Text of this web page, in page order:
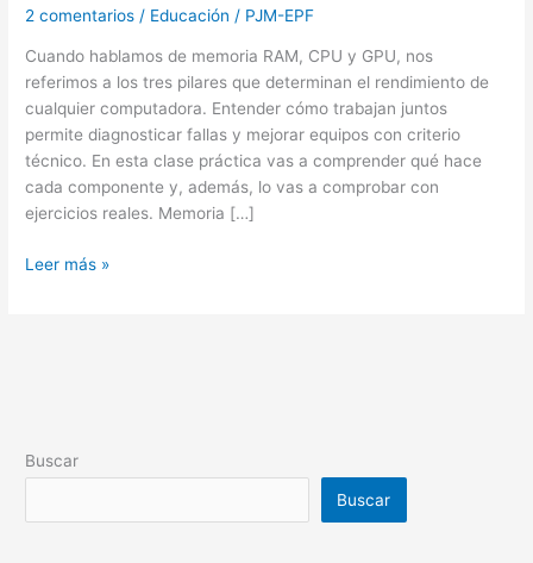
2 comentarios / Educación / PJM-EPF
Cuando hablamos de memoria RAM, CPU y GPU, nos
referimos a los tres pilares que determinan el rendimiento de
cualquier computadora. Entender cómo trabajan juntos
permite diagnosticar fallas y mejorar equipos con criterio
técnico. En esta clase práctica vas a comprender qué hace
cada componente y, además, lo vas a comprobar con
ejercicios reales. Memoria […]
Leer más »
Buscar
Buscar